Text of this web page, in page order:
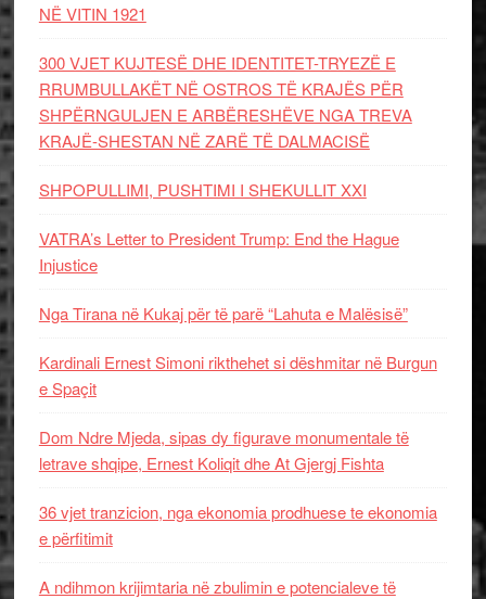
NË VITIN 1921
300 VJET KUJTESË DHE IDENTITET-TRYEZË E
RRUMBULLAKËT NË OSTROS TË KRAJËS PËR
SHPËRNGULJEN E ARBËRESHËVE NGA TREVA
KRAJË-SHESTAN NË ZARË TË DALMACISË
SHPOPULLIMI, PUSHTIMI I SHEKULLIT XXI
VATRA’s Letter to President Trump: End the Hague
Injustice
Nga Tirana në Kukaj për të parë “Lahuta e Malësisë”
Kardinali Ernest Simoni rikthehet si dëshmitar në Burgun
e Spaçit
Dom Ndre Mjeda, sipas dy figurave monumentale të
letrave shqipe, Ernest Koliqit dhe At Gjergj Fishta
36 vjet tranzicion, nga ekonomia prodhuese te ekonomia
e përfitimit
A ndihmon krijimtaria në zbulimin e potencialeve të